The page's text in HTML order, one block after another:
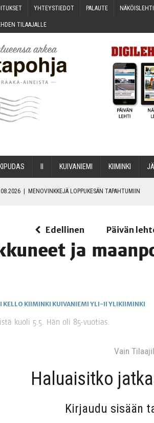
YHTEYS­TIE­DOT PALAU­TE
TILAAJALLE
KUI­VA­NIE­MI KII­MIN­KI
| MENO­VINK­KE­JÄ LOP­PU­KE­SÄN TAPAHTUMIIN
KAU­NOO NÄKYNY?
ARKEEN
TIE­TO­VI­SA 9.8.2026
Edellinen Päivän
ja
KELLO KIIMINKI KUIVANIEMI YLI-II YLIKIIMINKI
kuo­li 5.5. Hän oli 85-vuotias.
Vain
Haluai­sit­ko
Kir­jau­du sisään